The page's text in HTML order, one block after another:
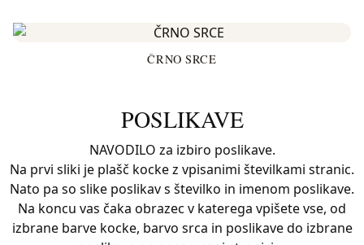
ČRNO SRCE
POSLIKAVE
NAVODILO za izbiro poslikave.
Na prvi sliki je plašč kocke z vpisanimi številkami stranic.
Nato pa so slike poslikav s številko in imenom poslikave.
Na koncu vas čaka obrazec v katerega vpišete vse, od
izbrane barve kocke, barvo srca in poslikave do izbrane